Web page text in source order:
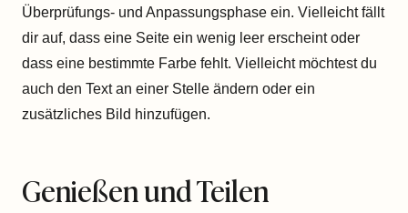
Überprüfungs- und Anpassungsphase ein. Vielleicht fällt
dir auf, dass eine Seite ein wenig leer erscheint oder
dass eine bestimmte Farbe fehlt. Vielleicht möchtest du
auch den Text an einer Stelle ändern oder ein
zusätzliches Bild hinzufügen.
Genießen und Teilen